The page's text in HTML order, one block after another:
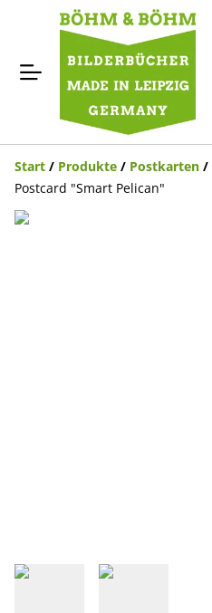
Start / Produkte / Postkarten /
Postcard "Smart Pelican"